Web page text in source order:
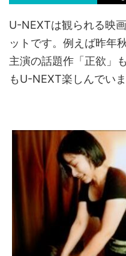
U-NEXTは観られる映
ットです。例えば昨年
主演の話題作「正欲」
もU-NEXT楽しんでいま